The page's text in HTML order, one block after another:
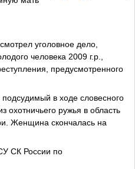
уголовное дело,
человека 2009 г.р.,
предусмотренного
в ходе словесного
охотничьего ружья в область
Женщина скончалась на
СК России по